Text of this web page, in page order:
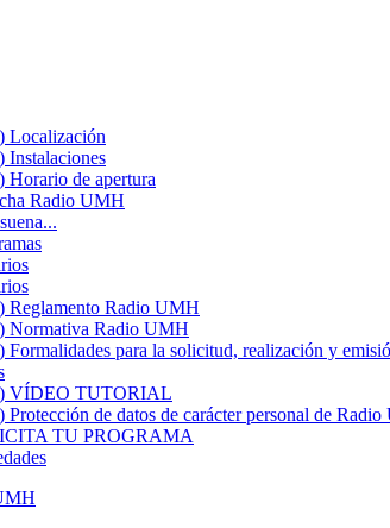
Localización
Instalaciones
Horario de apertura
Radio UMH
Reglamento Radio UMH
Normativa Radio UMH
Formalidades para la solicitud, realización y
VÍDEO TUTORIAL
Protección de datos de carácter personal de
TU PROGRAMA